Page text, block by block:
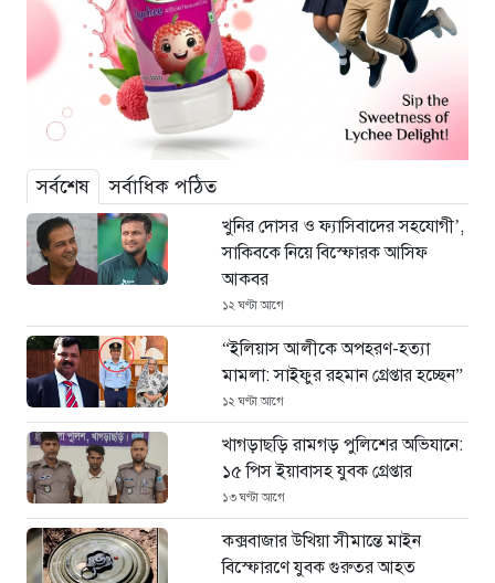
সর্বশেষ সর্বাধিক পঠিত
খুনির দোসর ও ফ্যাসিবাদের সহযোগী’,
সাকিবকে নিয়ে বিস্ফোরক আসিফ
আকবর
১২ ঘণ্টা আগে
“ইলিয়াস আলীকে অপহরণ-হত্যা
মামলা: সাইফুর রহমান গ্রেপ্তার হচ্ছেন”
১২ ঘণ্টা আগে
খাগড়াছড়ি রামগড় পুলিশের অভিযানে:
১৫ পিস ইয়াবাসহ যুবক গ্রেপ্তার
১৩ ঘণ্টা আগে
কক্সবাজার উখিয়া সীমান্তে মাইন
বিস্ফোরণে যুবক গুরুতর আহত